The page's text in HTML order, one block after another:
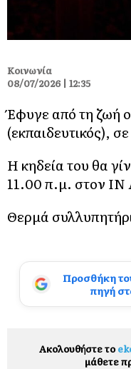
Κοινωνία
08/07/2026 | 12:35
Έφυγε από τη ζωή
(εκπαιδευτικός),
Η κηδεία του θα
11.00 π.μ. στον ΙΝ
Θερμά
Προσθήκη
πηγή
Ακολουθήστε το
μάθετε